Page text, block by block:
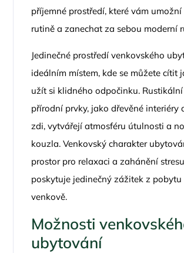
příjemné prostředí, které vám
rutině a zanechat za sebou moderní
Jedinečné prostředí venkovského
ideálním místem, kde se můžete cítit
užít si klidného odpočinku.
přírodní prvky, jako dřevěné interiéry
zdi, vytvářejí atmosféru útulnosti a
kouzla. Venkovský charakter
prostor pro relaxaci a zahánění
poskytuje jedinečný zážitek z pobytu
venkově.
Možnosti
ubytování